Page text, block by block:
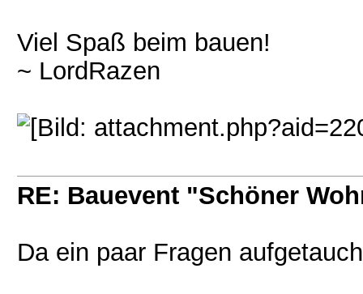
Viel Spaß beim bauen!
~ LordRazen
RE: Bauevent "Schöner
Da ein paar Fragen